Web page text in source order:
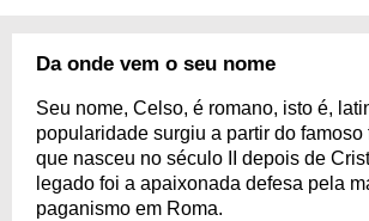
ótima energia sobre o ambiente, por isso Celso
Da onde vem o seu nome
Seu nome, Celso, é romano, isto é,
popularidade surgiu a partir do famoso
que nasceu no século II depois de
legado foi a apaixonada defesa pela
paganismo em Roma.